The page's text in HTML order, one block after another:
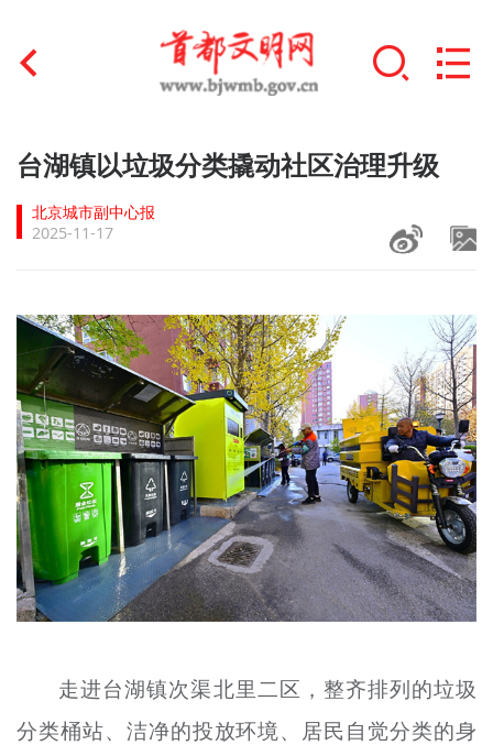
首页
文明创建
文明培育
+
未成年人思想道德建设
榜样人物
+
身边好人
文明评论
北京宣传文化引导基金
宣传思想文化人才
资料库
+
台湖镇以垃圾分类撬动社区治理升级
北京城市副中心报
2025-11-17
走进台湖镇次渠北里二区，整齐排列的垃圾
分类桶站、洁净的投放环境、居民自觉分类的身